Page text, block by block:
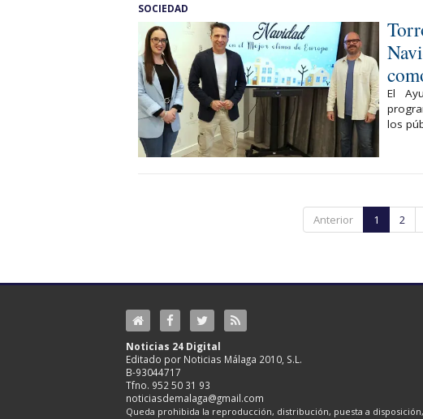
SOCIEDAD
El
los
Anterior 1 2
Noticias 24 Digital
Editado por Noticias Málaga 2010, S.L.
B-93044717
Tfno. 952 50 31 93
noticiasdemalaga@gmail.com
Queda prohibida la reproducción, distribución, puesta a disposición,